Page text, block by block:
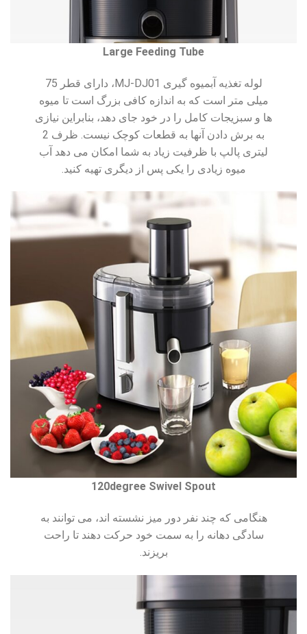
Large Feeding Tube
لوله تغذیه آبمیوه گیری MJ-DJ01، دارای قطر 75
میلی متر است که به اندازه کافی بزرگ است تا میوه
ها و سبزیجات کامل را در خود جای دهد، بنابراین نیازی
به برش دادن آنها به قطعات کوچک نیست. ظرف 2
لیتری پالپ با ظرفیت زیاد به شما امکان می دهد آب
میوه زیادی را یکی پس از دیگری تهیه کنید.
120degree Swivel Spout
هنگامی که چند نفر دور میز نشسته اند، می توانند به
سادگی دهانه را به سمت خود حرکت دهند تا راحت
بریزند.